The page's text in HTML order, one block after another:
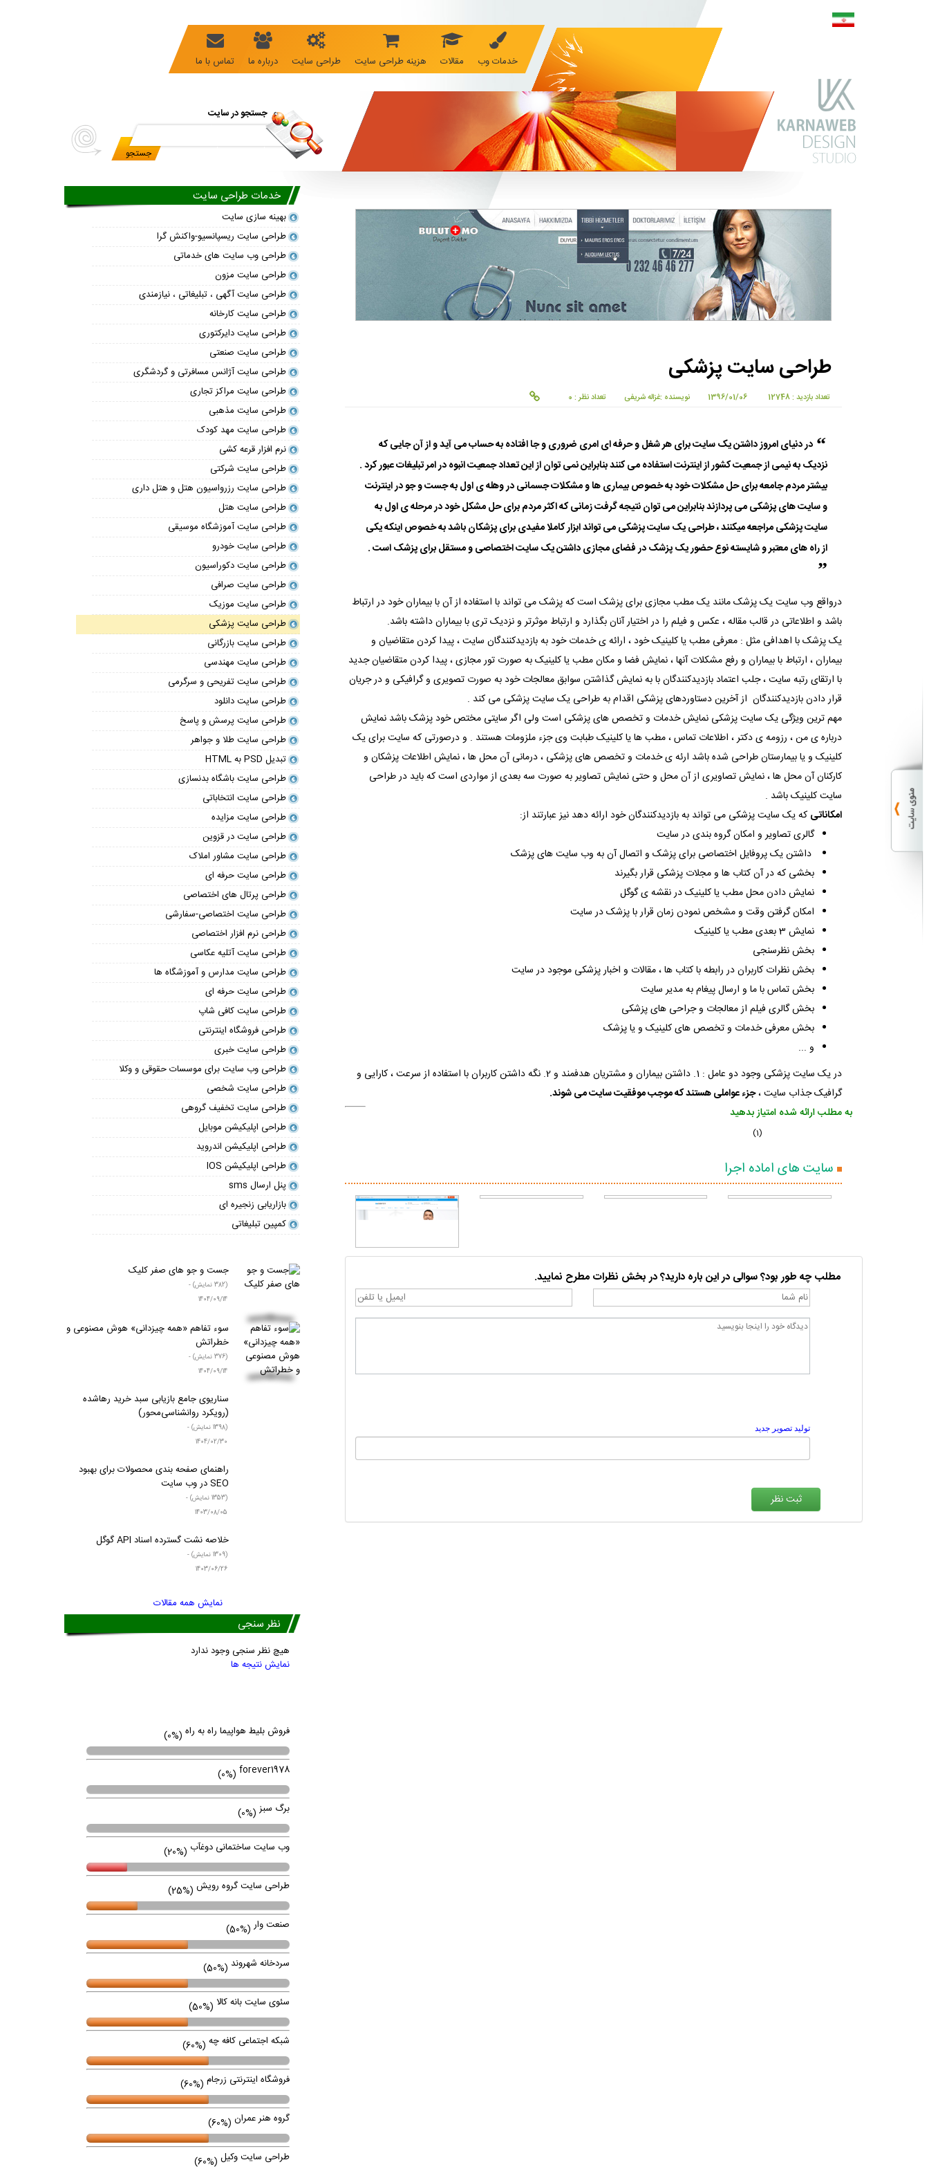
خدمات وب مقالات هزینه طراحی سایت طراحی سایت درباره ما تماس با ما
جستجو در سایت
طراحی سایت پزشکی
تعداد بازدید : 12748 1396/01/06 نویسنده :غزاله شریفی تعداد نظر : 0
در دنیای امروز داشتن یک سایت برای هر شغل و حرفه ای امری ضروری و جا افتاده به حساب می آید و از آن جایی که
نزدیک به نیمی از جمعیت کشور از اینترنت استفاده می کنند بنابراین نمی توان از این تعداد جمعیت انبوه در امر تبلیغات عبور کرد .
بیشتر مردم جامعه برای حل مشکلات خود به خصوص بیماری ها و مشکلات جسمانی در وهله ی اول به جست و جو در اینترنت
و سایت های پزشکی می پردازند بنابراین می توان نتیجه گرفت زمانی که اکثر مردم برای حل مشکل خود در مرحله ی اول به
سایت پزشکی مراجعه میکنند ، طراحی یک سایت پزشکی می تواند ابزار کاملا مفیدی برای پزشکان باشد به خصوص اینکه یکی
از راه های معتبر و شایسته نوع حضور یک پزشک در فضای مجازی داشتن یک سایت اختصاصی و مستقل برای پزشک است .
درواقع وب سایت یک پزشک مانند یک مطب مجازی برای پزشک است که پزشک می تواند با استفاده از آن با بیماران خود در ارتباط
باشد و اطلاعاتی در قالب مقاله ، عکس و فیلم را در اختیار آنان بگذارد و ارتباط موثرتر و نزدیک تری با بیماران داشته باشد.
یک پزشک با اهدافی مثل : معرفی مطب یا کلینیک خود ، ارائه ی خدمات خود به بازدیدکنندگان سایت ، پیدا کردن متقاضیان و
بیماران ، ارتباط با بیماران و رفع مشکلات آنها ، نمایش فضا و مکان مطب یا کلینیک به صورت تور مجازی ، پیدا کردن متقاضیان جدید
با ارتقای رتبه سایت ، جلب اعتماد بازدیدکنندگان با به نمایش گذاشتن سوابق معالجات خود به صورت تصویری و گرافیکی و در جریان
قرار دادن بازدیدکنندگان از آخرین دستاوردهای پزشکی اقدام به طراحی یک سایت پزشکی می کند .
مهم ترین ویژگی یک سایت پزشکی نمایش خدمات و تخصص های پزشکی است ولی اگر سایتی مختص خود پزشک باشد نمایش
درباره ی من ، رزومه ی دکتر ، اطلاعات تماس ، مطب ها یا کلینیک طبابت وی جزء ملزومات هستند . و درصورتی که سایت برای یک
کلینیک و یا بیمارستان طراحی شده باشد ارئه ی خدمات و تخصص های پزشکی ، درمانی آن محل ها ، نمایش اطلاعات پزشکان و
کارکنان آن محل ها ، نمایش تصاویری از آن محل و حتی نمایش تصاویر به صورت سه بعدی از مواردی است که باید در طراحی
سایت کلینیک باشد .
امکاناتی که یک سایت پزشکی می تواند به بازدیدکنندگان خود ارائه دهد نیز عبارتند از:
گالری تصاویر و امکان گروه بندی در سایت
داشتن یک پروفایل اختصاصی برای پزشک و اتصال آن به وب سایت های پزشک
بخشی که در آن کتاب ها و مجلات پزشکی قرار بگیرند
نمایش دادن محل مطب یا کلینیک در نقشه ی گوگل
امکان گرفتن وقت و مشخص نمودن زمان قرار با پزشک در سایت
نمایش 3 بعدی مطب یا کلینیک
بخش نظرسنجی
بخش نظرات کاربران در رابطه با کتاب ها ، مقالات و اخبار پزشکی موجود در سایت
بخش تماس با ما و ارسال پیغام به مدیر سایت
بخش گالری فیلم از معالجات و جراحی های پزشکی
بخش معرفی خدمات و تخصص های کلینیک و یا پزشک
و ...
در یک سایت پزشکی وجود دو عامل : 1. داشتن بیماران و مشتریان هدفمند و 2. نگه داشتن کاربران با استفاده از سرعت ، کارایی و
گرافیک جذاب سایت ،جزء عواملی هستند که موجب موفقیت سایت می شوند.
به مطلب ارائه شده امتیاز بدهید
(1)
سایت های اماده اجرا
مطلب چه طور بود؟ سوالی در این باره دارید؟ در بخش نظرات مطرح نمایید.
تولید تصویر جدید
خدمات طراحی سایت
بهینه سازی سایت
طراحی سایت ریسپانسیو-واکنش گرا
طراحی وب سایت های خدماتی
طراحی سایت مزون
طراحی سایت آگهی ، تبلیغاتی ، نیازمندی
طراحی سایت کارخانه
طراحی سایت دایرکتوری
طراحی سایت صنعتی
طراحی سایت آژانس مسافرتی و گردشگری
طراحی سایت مراکز تجاری
طراحی سایت مذهبی
طراحی سایت مهد کودک
نرم افزار قرعه کشی
طراحی سایت شرکتی
طراحی سایت رزرواسیون هتل و هتل داری
طراحی سایت هتل
طراحی سایت آموزشگاه موسیقی
طراحی سایت خودرو
طراحی سایت دکوراسیون
طراحی سایت صرافی
طراحی سایت موزیک
طراحی سایت پزشکی
طراحی سایت بازرگانی
طراحی سایت مهندسی
طراحی سایت تفریحی و سرگرمی
طراحی سایت دانلود
طراحی سایت پرسش و پاسخ
طراحی سایت طلا و جواهر
تبدیل PSD به HTML
طراحی سایت باشگاه بدنسازی
طراحی سایت انتخاباتی
طراحی سایت مزایده
طراحی سایت در قزوین
طراحی سایت مشاور املاک
طراحی سایت حرفه ای
طراحی پرتال های اختصاصی
طراحی سایت اختصاصی-سفارشی
طراحی نرم افزار اختصاصی
طراحی سایت آتلیه عکاسی
طراحی سایت مدارس و آموزشگاه ها
طراحی سایت حرفه ای
طراحی سایت کافی شاپ
طراحی فروشگاه اینترنتی
طراحی سایت خبری
طراحی وب سایت برای موسسات حقوقی و وکلا
طراحی سایت شخصی
طراحی سایت تخفیف گروهی
طراحی اپلیکیشن موبایل
طراحی اپلیکیشن اندروید
طراحی اپلیکیشن IOS
پنل ارسال sms
بازاریابی زنجیره ای
کمپین تبلیغاتی
جست و جو های صفر کلیک
(382 نمایش) -
1404/09/14
سوء‌ تفاهم «همه‌ چیزدانی» هوش مصنوعی و
خطراتش
(376 نمایش) -
1404/09/14
سناریوی جامع بازیابی سبد خرید رها‌شده
(رویکرد روانشناسی‌محور)
(1398 نمایش) -
1404/02/30
راهنمای صفحه بندی محصولات برای بهبود
SEO در وب سایت
(1353 نمایش) -
1403/08/05
خلاصه نشت گسترده اسناد API گوگل
(1309 نمایش) -
1403/06/26
نمایش همه مقالات
نظر سنجی
هیچ نظر سنجی وجود ندارد
نمایش نتیجه ها
فروش بلیط هواپیما راه به راه(0%)
forever1978
(0%)
برگ سبز(0%)
وب سایت ساختمانی دوغآب (20%)
طراحی سایت گروه رویش(25%)
صنعت وار(50%)
سردخانه شهروند (50%)
سئوی سایت بانه کالا (50%)
شبکه اجتماعی کافه چه(60%)
فروشگاه اینترنتی زرجام(60%)
گروه هنر عمران(60%)
طراحی سایت وکیل(60%)